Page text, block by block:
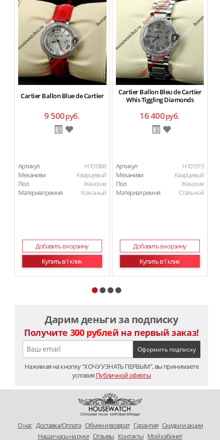
Cartier Ballon Blue de Cartier
9 500руб.
Артикул
H101866
Механизм
Кварцевый
Пол
Женские
Материал ремня
Кожаный
Добавить в корзину
Купить в 1 клик
Cartier Ballon Bleu de Cartier
Whis Tiggling Diamonds
16 400руб.
Артикул
H101915
Механизм
Кварцевый
Пол
Женские
Материал ремня
Стальной
Добавить в корзину
Купить в 1 клик
Дарим деньги за подписку
Получите 300 рублей на первый заказ!
Нажимая на кнопку “ХОЧУ УЗНАТЬ ПЕРВЫМ”, вы принимаете
условия Публичной оферты
O нас Доставка/Оплата Обмен и возврат Гарантия Скидки и акции
Наши часы на руке Отзывы Контакты Мой кабинет